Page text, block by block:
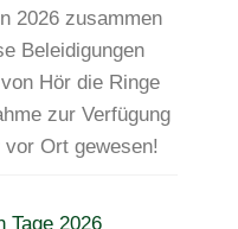
2026 zusammen
Beleidigungen
Hör die Ringe
zur Verfügung
Ort gewesen!
Tage 2026